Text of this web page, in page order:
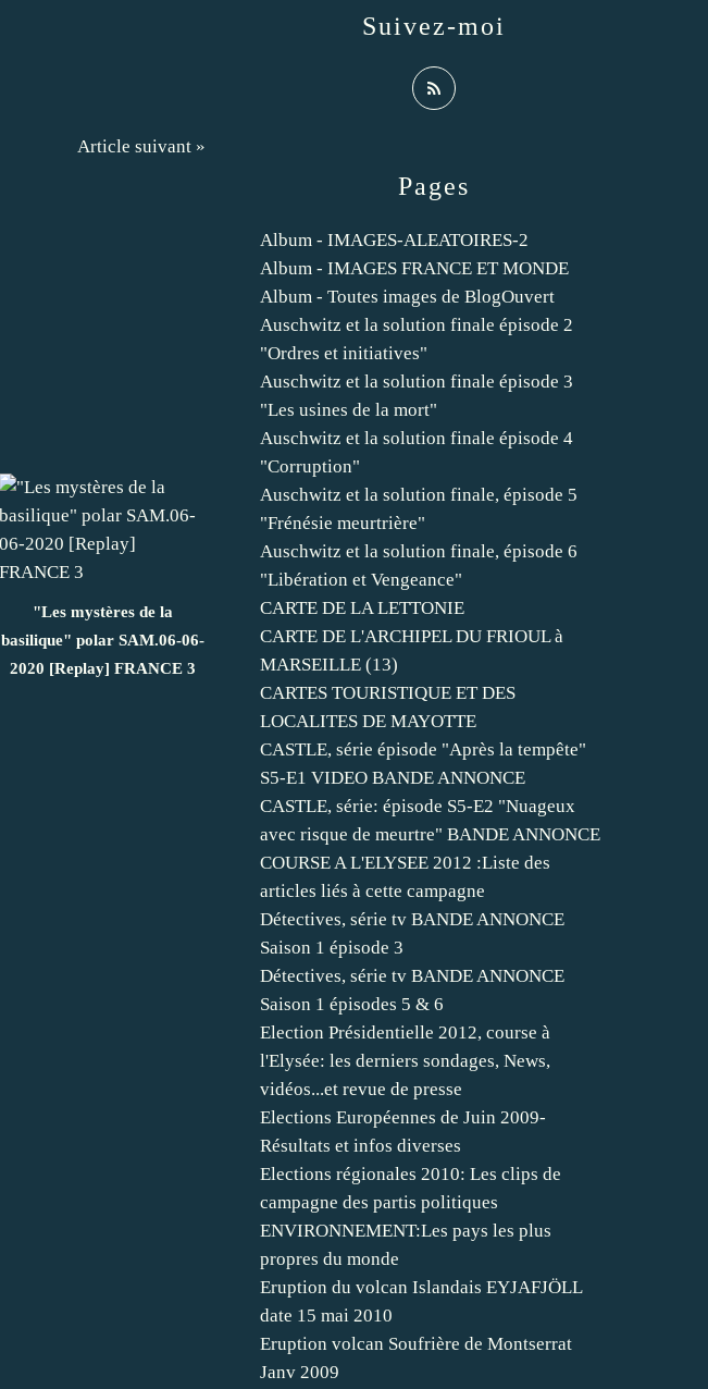
Article suivant »
"Les mystères de la
basilique" polar SAM.06-06-
2020 [Replay] FRANCE 3
Pages
Album - IMAGES-ALEATOIRES-2
Album - IMAGES FRANCE ET MONDE
Album - Toutes images de BlogOuvert
Auschwitz et la solution finale épisode 2
"Ordres et initiatives"
Auschwitz et la solution finale épisode 3
"Les usines de la mort"
Auschwitz et la solution finale épisode 4
"Corruption"
Auschwitz et la solution finale, épisode 5
"Frénésie meurtrière"
Auschwitz et la solution finale, épisode 6
"Libération et Vengeance"
CARTE DE LA LETTONIE
CARTE DE L'ARCHIPEL DU FRIOUL à
MARSEILLE (13)
CARTES TOURISTIQUE ET DES
LOCALITES DE MAYOTTE
CASTLE, série épisode "Après la tempête"
S5-E1 VIDEO BANDE ANNONCE
CASTLE, série: épisode S5-E2 "Nuageux
avec risque de meurtre" BANDE ANNONCE
COURSE A L'ELYSEE 2012 :Liste des
articles liés à cette campagne
Détectives, série tv BANDE ANNONCE
Saison 1 épisode 3
Détectives, série tv BANDE ANNONCE
Saison 1 épisodes 5 & 6
Election Présidentielle 2012, course à
l'Elysée: les derniers sondages, News,
vidéos...et revue de presse
Elections Européennes de Juin 2009-
Résultats et infos diverses
Elections régionales 2010: Les clips de
campagne des partis politiques
ENVIRONNEMENT:Les pays les plus
propres du monde
Eruption du volcan Islandais EYJAFJÖLL
date 15 mai 2010
Eruption volcan Soufrière de Montserrat
Janv 2009
Suivez-moi